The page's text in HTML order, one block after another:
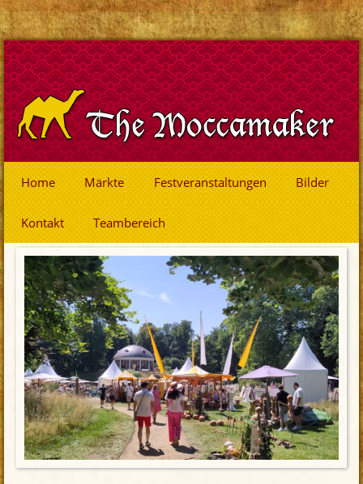
Home Märkte Festveranstaltungen Bilder
Kontakt Teambereich